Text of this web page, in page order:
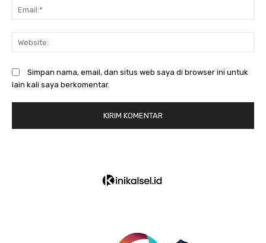
Simpan nama, email, dan situs web saya di browser ini untuk
lain kali saya berkomentar.